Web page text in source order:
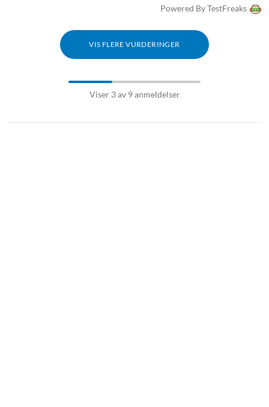
Powered By TestFreaks
VIS FLERE VURDERINGER
Viser 3 av 9 anmeldelser